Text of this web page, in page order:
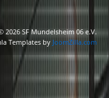
2026 SF Mundelsheim 06 e.V.
Templates by JoomZilla.com